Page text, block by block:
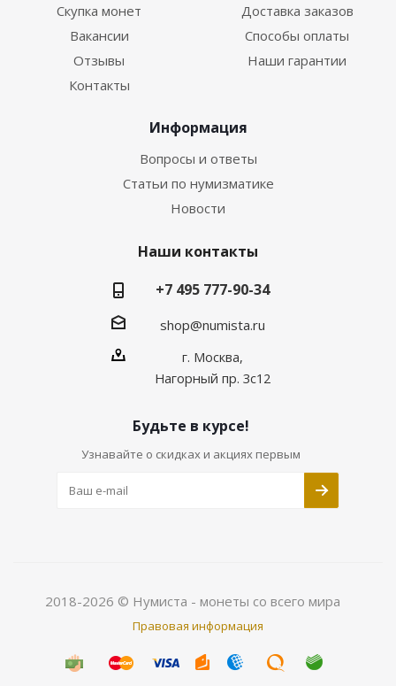
Скупка монет
Вакансии
Отзывы
Контакты
Доставка заказов
Способы оплаты
Наши гарантии
Информация
Вопросы и ответы
Статьи по нумизматике
Новости
Наши контакты
+7 495 777-90-34
shop@numista.ru
г. Москва,
Нагорный пр. 3с12
Будьте в курсе!
Узнавайте о скидках и акциях первым
2018-2026 © Нумиста - монеты со всего мира
Правовая информация